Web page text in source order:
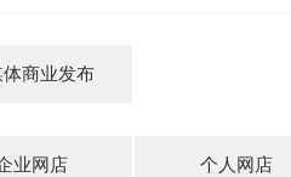
体商业发布
业网店 个人网店